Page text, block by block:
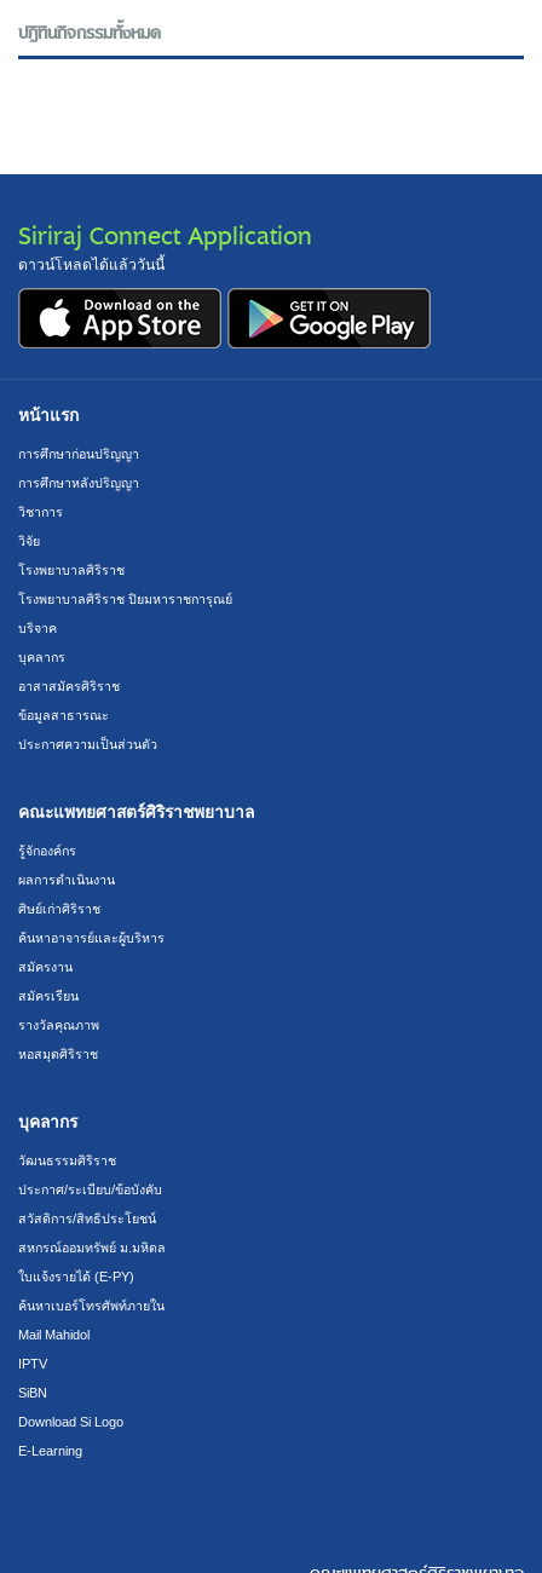
ปฎิทินกิจกรรมทั้งหมด
Siriraj Connect Application
ดาวน์โหลดได้แล้ววันนี้
หน้าแรก
การศึกษาก่อนปริญญา
การศึกษาหลังปริญญา
วิชาการ
วิจัย
โรงพยาบาลศิริราช
โรงพยาบาลศิริราช ปิยมหาราชการุณย์
บริจาค
บุคลากร
อาสาสมัครศิริราช
ข้อมูลสาธารณะ
ประกาศความเป็นส่วนตัว
คณะแพทยศาสตร์ศิริราชพยาบาล
รู้จักองค์กร
ผลการดำเนินงาน
ศิษย์เก่าศิริราช
ค้นหาอาจารย์และผู้บริหาร
สมัครงาน
สมัครเรียน
รางวัลคุณภาพ
หอสมุดศิริราช
บุคลากร
วัฒนธรรมศิริราช
ประกาศ/ระเบียบ/ข้อบังคับ
สวัสดิการ/สิทธิประโยชน์
สหกรณ์ออมทรัพย์ ม.มหิดล
ใบแจ้งรายได้ (E-PY)
ค้นหาเบอร์โทรศัพท์ภายใน
Mail Mahidol
IPTV
SiBN
Download Si Logo
E-Learning